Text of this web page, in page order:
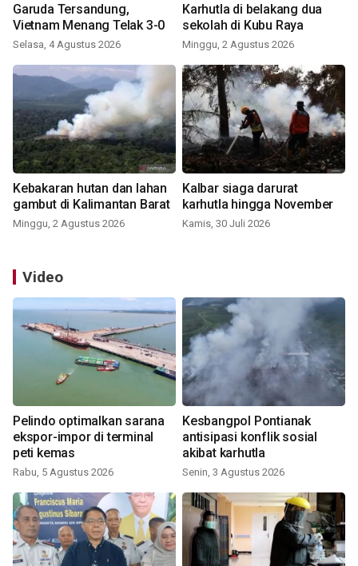
Garuda Tersandung,
Vietnam Menang Telak 3-0
Selasa, 4 Agustus 2026
Karhutla di belakang dua
sekolah di Kubu Raya
Minggu, 2 Agustus 2026
Kebakaran hutan dan lahan
gambut di Kalimantan Barat
Minggu, 2 Agustus 2026
Kalbar siaga darurat
karhutla hingga November
Kamis, 30 Juli 2026
Video
Pelindo optimalkan sarana
ekspor-impor di terminal
peti kemas
Rabu, 5 Agustus 2026
Kesbangpol Pontianak
antisipasi konflik sosial
akibat karhutla
Senin, 3 Agustus 2026